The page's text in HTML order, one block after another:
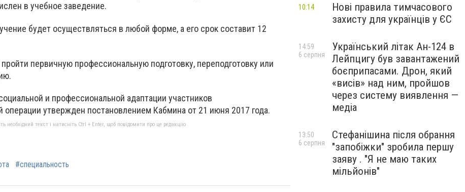
в учебное заведение.
будет осуществляться в любой форме, а его срок составит 12
первичную профессиональную подготовку, переподготовку или
и профессиональной адаптации участников
операции утвержден постановлением Кабмина от 21 июня 2017 года.
необхідний текст і натисніть Ctrl + Enter, щоб повідомити про це редакцію
#специальность
Нові правила тимчасового
захисту для українців у ЄС
10:14
Український літак Ан-124 в
Лейпцигу був завантажений
боєприпасами. Дрон, який
«висів» над ним, пройшов
через систему виявлення —
медіа
14:59
6 серпня
Стефанішина після обрання
"запобіжки" зробила першу
заяву . "Я не маю таких
мільйонів"
13:50
6 серпня